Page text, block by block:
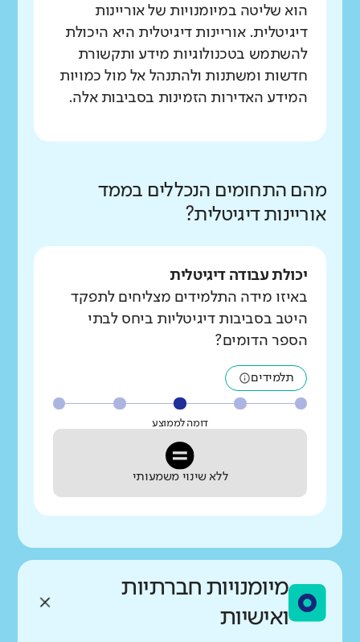
הוא שליטה במיומנויות של אוריינות
דיגיטלית. אוריינות דיגיטלית היא היכולת
להשתמש בטכנולוגיות מידע ותקשורת
חדשות ומשתנות ולהתנהל אל מול כמויות
המידע האדירות הזמינות בסביבות אלה.
מהם התחומים הנכללים בממד
אוריינות דיגיטלית?
יכולת עבודה דיגיטלית
באיזו מידה התלמידים מצליחים לתפקד
היטב בסביבות דיגיטליות ביחס לבתי
הספר הדומים?
תלמידים
דומה לממוצע
ללא שינוי משמעותי
מיומנויות חברתיות
ואישיות